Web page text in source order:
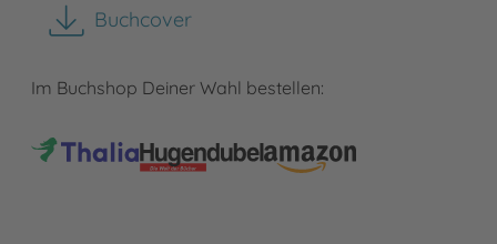
Buchcover
herunterladen
Im Buchshop Deiner Wahl bestellen: